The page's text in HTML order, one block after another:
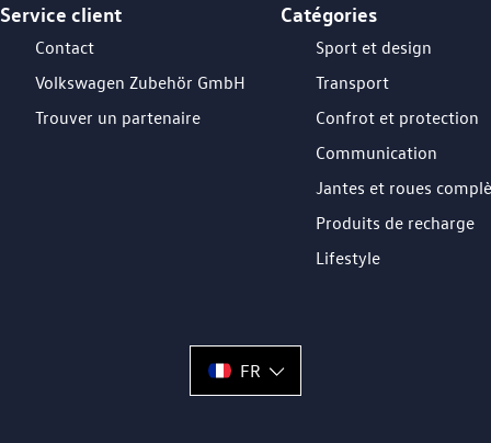
Footer Teaser
Service client
Contact
Volkswagen Zubehör GmbH
Trouver un partenaire
Catégories
Sport et design
Transport
Confrot et protection
Communication
Jantes et roues
Produits de recharge
Lifestyle
FR